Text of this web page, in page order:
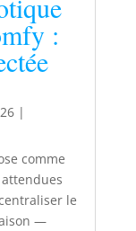
:
|
comme
le
—